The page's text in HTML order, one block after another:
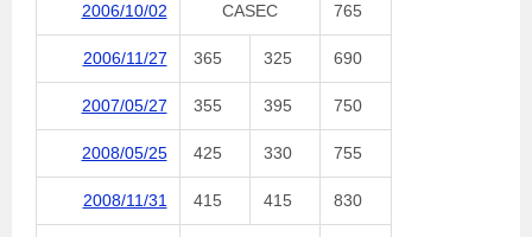
2006/10/02 CASEC 765
2006/11/27 365 325 690
2007/05/27 355 395 750
2008/05/25 425 330 755
2008/11/31 415 415 830